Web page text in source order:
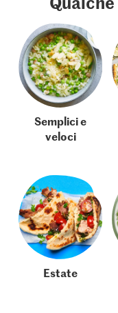
Semplici e
veloci
Estate